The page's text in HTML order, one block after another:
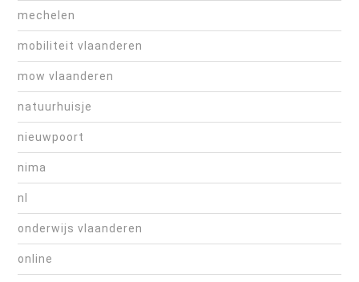
mechelen
mobiliteit vlaanderen
mow vlaanderen
natuurhuisje
nieuwpoort
nima
nl
onderwijs vlaanderen
online